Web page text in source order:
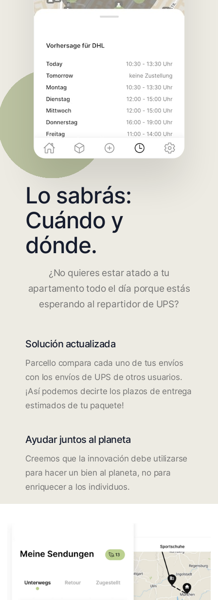
Lo sabrás:
Cuándo y
dónde.
¿No quieres estar atado a tu
apartamento todo el día porque estás
esperando al repartidor de UPS?
Solución actualizada
Parcello compara cada uno de tus envíos
con los envíos de UPS de otros usuarios.
¡Así podemos decirte los plazos de entrega
estimados de tu paquete!
Ayudar juntos al planeta
Creemos que la innovación debe utilizarse
para hacer un bien al planeta, no para
enriquecer a los individuos.